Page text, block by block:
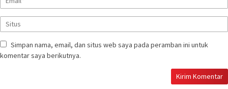
Simpan nama, email, dan situs web saya pada peramban ini untuk
komentar saya berikutnya.